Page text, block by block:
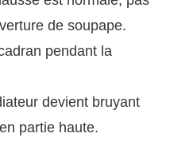
de soupape.
pendant la
devient bruyant
partie haute.